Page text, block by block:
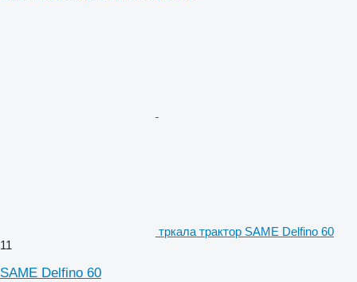
тркала трактор SAME Delfino 60
11
SAME Delfino 60